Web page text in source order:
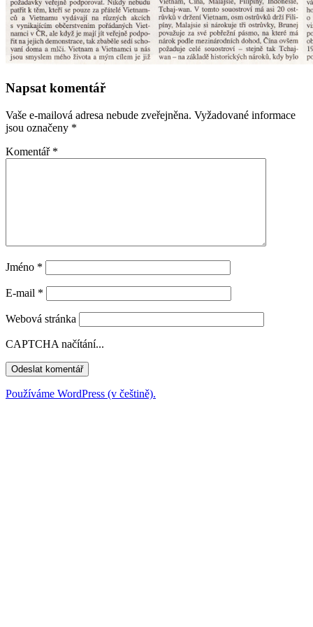
Napsat komentář
Vaše e-mailová adresa nebude zveřejněna. Vyžadované informace
jsou označeny *
Komentář *
Jméno *
E-mail *
Webová stránka
CAPTCHA načítání...
Používáme WordPress (v češtině).